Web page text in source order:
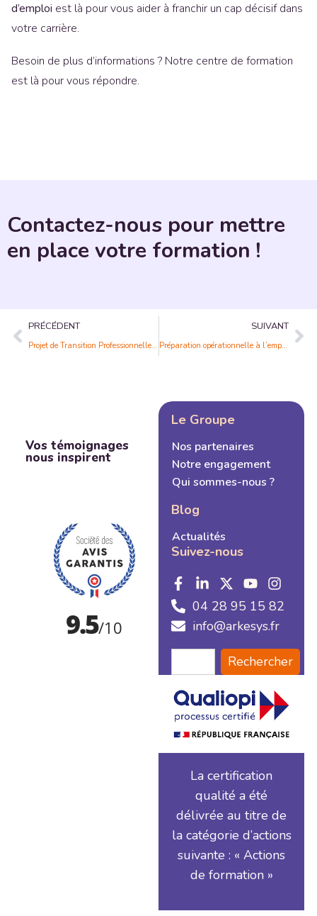
d’emploi est là pour vous aider à franchir un cap décisif dans
votre carrière.
Besoin de plus d’informations ? Notre centre de formation
est là pour vous répondre.
Contactez-nous pour mettre
en place votre formation !
PRÉCÉDENT
Projet de Transition Professionnelle : Donnez un Nouveau Souffle à Votre Carrière
SUIVANT
Préparation opérationnelle à l’emploi : la clé pour réussir votre insertion professionnelle
Vos témoignages
nous inspirent
Le Groupe
Nos partenaires
Notre engagement
Qui sommes-nous ?
Blog
Actualités
Suivez-nous
04 28 95 15 82
info@arkesys.fr
Rechercher
La certification
qualité a été
délivrée au titre de
la catégorie d’actions
suivante : « Actions
de formation »